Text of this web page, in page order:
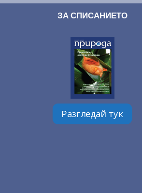
ЗА СПИСАНИЕТО
Разгледай тук